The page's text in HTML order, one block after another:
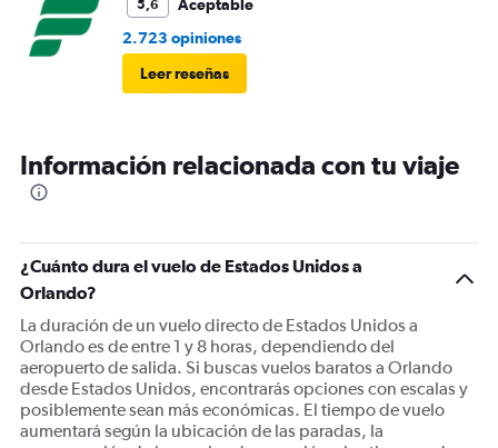
5,6
Aceptable
2.723 opiniones
Leer reseñas
Información relacionada con tu viaje
¿Cuánto dura el vuelo de Estados Unidos a
Orlando?
La duración de un vuelo directo de Estados Unidos a
Orlando es de entre 1 y 8 horas, dependiendo del
aeropuerto de salida. Si buscas vuelos baratos a Orlando
desde Estados Unidos, encontrarás opciones con escalas y
posiblemente sean más económicas. El tiempo de vuelo
aumentará según la ubicación de las paradas, la